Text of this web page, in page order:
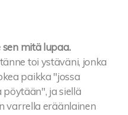
mitä lupaa.
toi ystäväni, jonka
paikka "jossa
ja siellä
varrella eräänlainen